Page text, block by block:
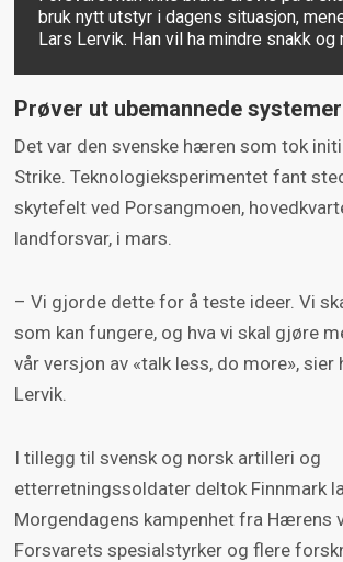
bruk nytt utstyr i dagens situasjon,
Lars Lervik. Han vil ha mindre snakk og
Prøver ut ubemannede systemer
Det var den svenske hæren som tok
Strike. Teknologieksperimentet fant
skytefelt ved Porsangmoen,
landforsvar, i mars.
– Vi gjorde dette for å teste ideer. Vi
som kan fungere, og hva vi skal gjøre
vår versjon av «talk less, do more»,
Lervik.
I tillegg til svensk og norsk artilleri og
etterretningssoldater deltok Finnmark
Morgendagens kampenhet fra Hærens
Forsvarets spesialstyrker og flere